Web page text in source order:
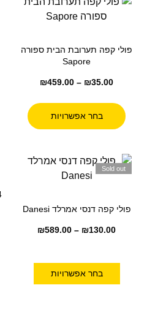
פולי קפה תערובת הבית ספורה
Sapore
₪35.00
–
₪459.00
בחר אפשרויות
Sold out
פולי קפה דנסי אמרלד Danesi
₪130.00
–
₪589.00
בחר אפשרויות